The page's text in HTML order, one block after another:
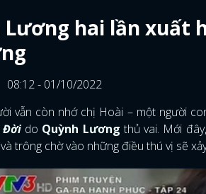
Lương hai lần xuất
08:12 - 01/10/2022
vẫn còn nhớ chị Hoài – một người
Đờido Quỳnh Lương thủ vai. Mới
trông chờ vào những điều thú vị sẽ